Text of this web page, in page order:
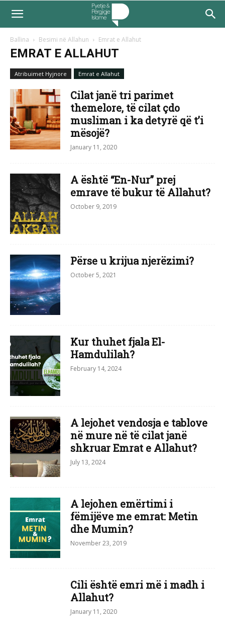
Ballina Besimi në Allahun Emrat e Allahut
EMRAT E ALLAHUT
Atribuimet Hyjnore Emrat e Allahut
Cilat janë tri parimet
themelore, të cilat çdo
musliman i ka detyrë që t’i
mësojë?
January 11, 2020
A është “En-Nur” prej
emrave të bukur të Allahut?
October 9, 2019
Përse u krijua njerëzimi?
October 5, 2021
Kur thuhet fjala El-
Hamdulilah?
February 14, 2024
A lejohet vendosja e tablove
në mure në të cilat janë
shkruar Emrat e Allahut?
July 13, 2024
A lejohen emërtimi i
fëmijëve me emrat: Metin
dhe Mumin?
November 23, 2019
Cili është emri më i madh i
Allahut?
January 11, 2020